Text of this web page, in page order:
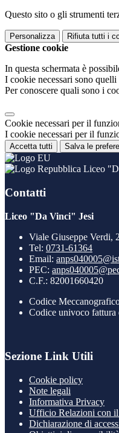
Questo sito o gli strumenti
Personalizza Rifiuta tutti i
Gestione cookie
In questa schermata è
I cookie necessari sono
Per conoscere quali sono i
Cookie necessari per il
I cookie necessari per il
Accetta tutti Salva le
Liceo
Contatti
Liceo "Da Vinci" Jesi
Viale Giuseppe Verdi,
Tel: 0731-61364
Email:
PEC:
C.F.: 82001660420
Codice
Codice univoco
Sezione Link Utili
Cookie policy
Note legali
Informativa Privacy
Ufficio Relazioni con
Dichiarazione di